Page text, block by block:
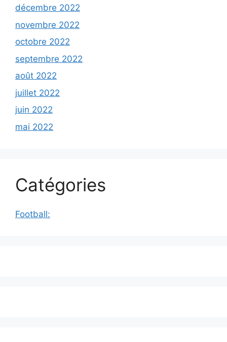
décembre 2022
novembre 2022
octobre 2022
septembre 2022
août 2022
juillet 2022
juin 2022
mai 2022
Catégories
Football: